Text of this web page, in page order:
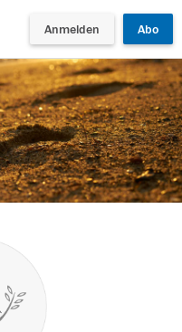
Anmelden Abo